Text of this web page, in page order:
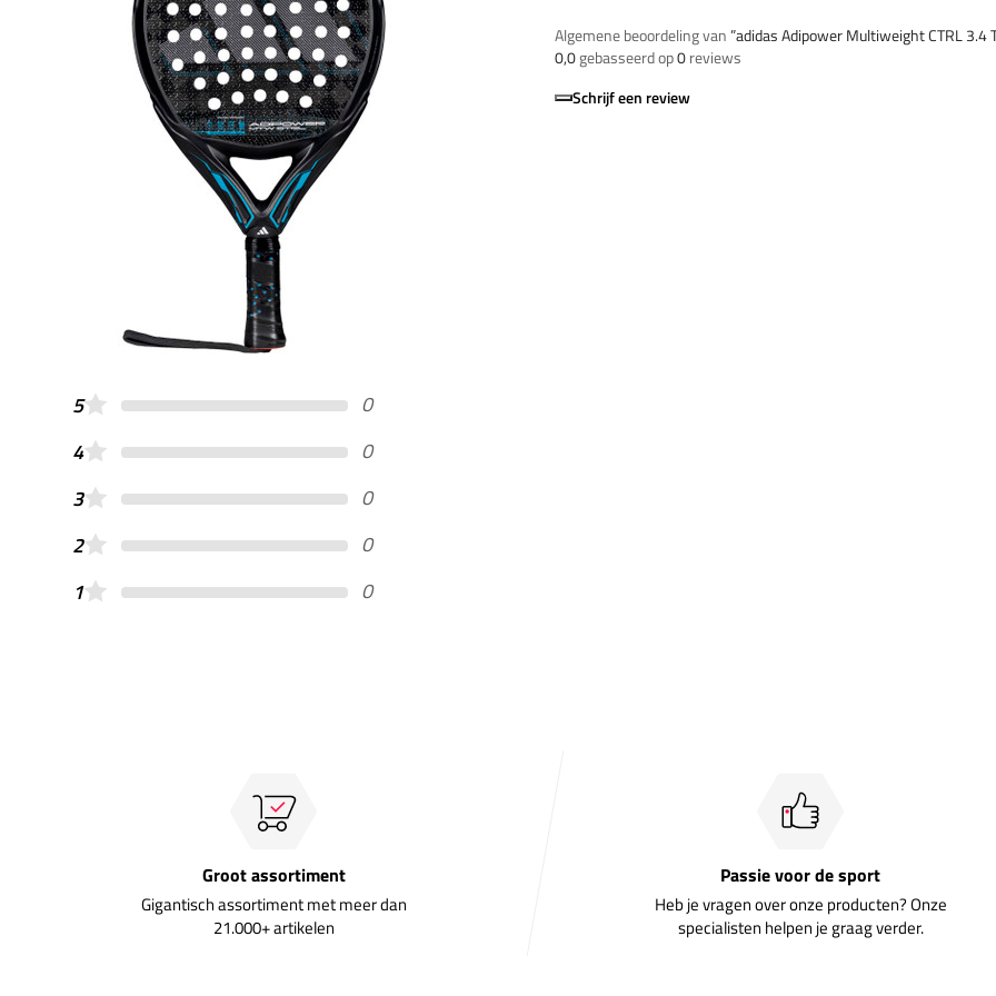
Algemene beoordeling van”adidas Adipower Multiweight CTRL 3.4
0,0gebasseerd op0reviews
Schrijf een review
5
0
4
0
3
0
2
0
1
0
Groot assortiment
Gigantisch assortiment met meer dan
21.000+ artikelen
Passie voor de sport
Heb je vragen over onze producten? Onze
specialisten helpen je graag verder.